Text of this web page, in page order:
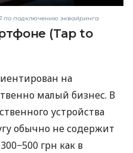
подключению эквайринга
(Tap to
на
малый бизнес. В
устройства
обычно не содержит
грн как в